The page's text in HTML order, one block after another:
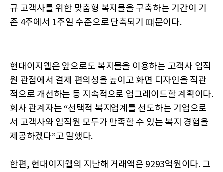
규 고객사를 위한 맞춤형 복지몰을 구축하는 기간이 기
존 4주에서 1주일 수준으로 단축되기 떄문이다.
현대이지웰은 앞으로도 복지몰을 이용하는 고객사 임직
원 관점에서 결제 편의성을 높이고 화면 디자인을 직관
적으로 개선하는 등 지속적으로 업그레이드할 계획이다.
회사 관계자는 “선택적 복지업계를 선도하는 기업으로
서 고객사와 임직원 모두가 만족할 수 있는 복지 경험을
제공하겠다”고 말했다.
한편, 현대이지웰의 지난해 거래액은 9293억원이다. 그